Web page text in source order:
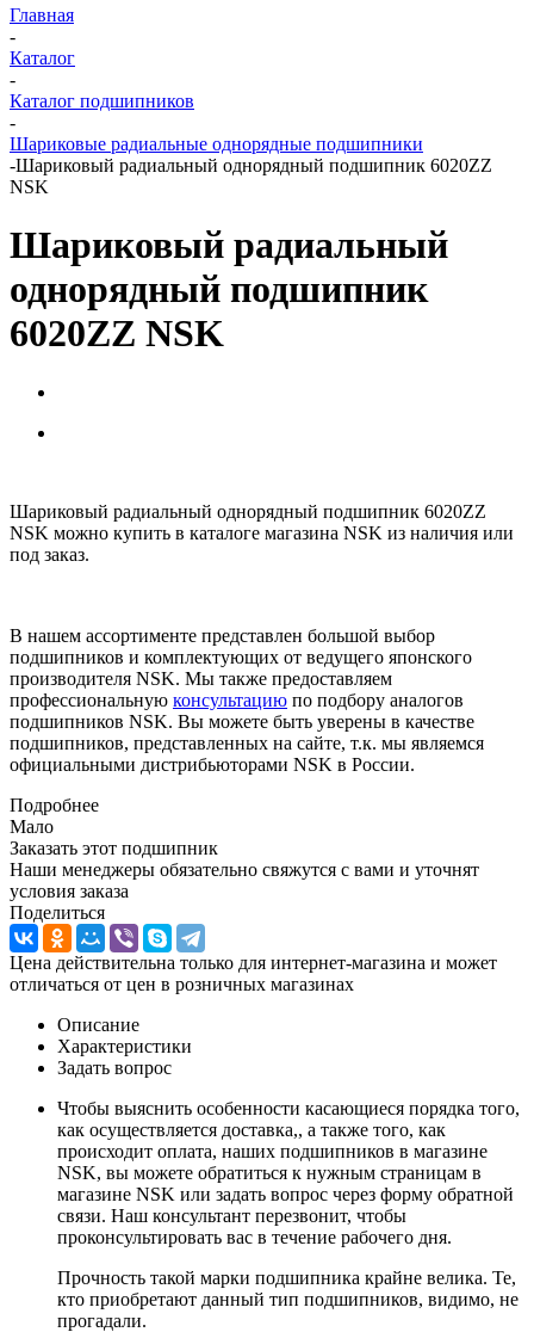
Главная
-
Каталог
-
Каталог подшипников
-
Шариковые радиальные однорядные подшипники
-Шариковый радиальный однорядный подшипник 6020ZZ
NSK
Шариковый радиальный
однорядный подшипник
6020ZZ NSK
Шариковый радиальный однорядный подшипник 6020ZZ
NSK можно купить в каталоге магазина NSK из наличия или
под заказ.
В нашем ассортименте представлен большой выбор
подшипников и комплектующих от ведущего японского
производителя NSK. Мы также предоставляем
профессиональную консультацию по подбору аналогов
подшипников NSK. Вы можете быть уверены в качестве
подшипников, представленных на сайте, т.к. мы являемся
официальными дистрибьюторами NSK в России.
Подробнее
Мало
Заказать этот подшипник
Наши менеджеры обязательно свяжутся с вами и уточнят
условия заказа
Поделиться
Цена действительна только для интернет-магазина и может
отличаться от цен в розничных магазинах
Описание
Характеристики
Задать вопрос
Чтобы выяснить особенности касающиеся порядка того,
как осуществляется доставка,, а также того, как
происходит оплата, наших подшипников в магазине
NSK, вы можете обратиться к нужным страницам в
магазине NSK или задать вопрос через форму обратной
связи. Наш консультант перезвонит, чтобы
проконсультировать вас в течение рабочего дня.
Прочность такой марки подшипника крайне велика. Те,
кто приобретают данный тип подшипников, видимо, не
прогадали.